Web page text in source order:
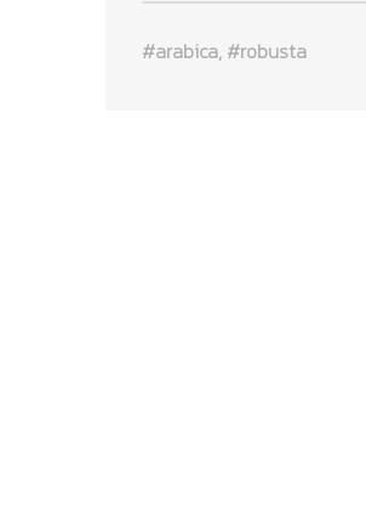
arabica robusta